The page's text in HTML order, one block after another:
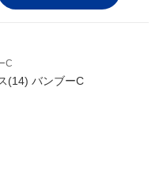
C
(14) バンブーC